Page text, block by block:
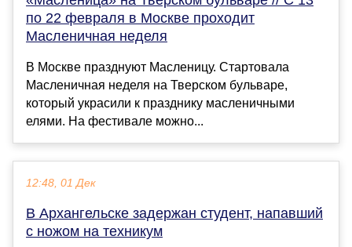
по 22 февраля в Москве проходит
Масленичная неделя
В Москве празднуют Масленицу. Стартовала
Масленичная неделя на Тверском бульваре,
который украсили к празднику масленичными
елями. На фестивале можно...
12:48, 01 Дек
В Архангельске задержан студент, напавший
с ножом на техникум